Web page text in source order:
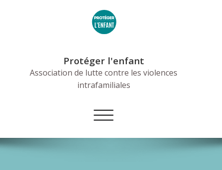
Protéger l'enfant
Association de lutte contre les violences
intrafamiliales
Afficher/masquer
la